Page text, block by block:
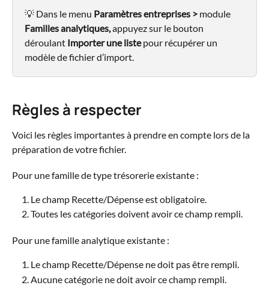
💡 Dans le menu Paramètres entreprises > module
Familles analytiques, appuyez sur le bouton
déroulant Importer une liste pour récupérer un
modèle de fichier d’import.
Règles à respecter
Voici les règles importantes à prendre en compte lors de la
préparation de votre fichier.
Pour une famille de type trésorerie existante :
Le champ Recette/Dépense est obligatoire.
Toutes les catégories doivent avoir ce champ rempli.
Pour une famille analytique existante :
Le champ Recette/Dépense ne doit pas être rempli.
Aucune catégorie ne doit avoir ce champ rempli.